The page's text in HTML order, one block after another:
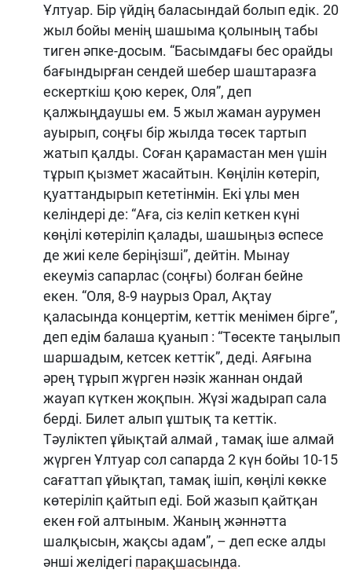
Ұлтуар. Бір үйдің баласындай болып едік. 20
жыл бойы менің шашыма қолының табы
тиген әпке-досым. “Басымдағы бес орайды
бағындырған сендей шебер шаштаразға
ескерткіш қою керек, Оля”, деп
қалжыңдаушы ем. 5 жыл жаман аурумен
ауырып, соңғы бір жылда төсек тартып
жатып қалды. Соған қарамастан мен үшін
тұрып қызмет жасайтын. Көңілін көтеріп,
қуаттандырып кететінмін. Екі ұлы мен
келіндері де: “Аға, сіз келіп кеткен күні
көңілі көтеріліп қалады, шашыңыз өспесе
де жиі келе беріңізші”, дейтін. Мынау
екеуміз сапарлас (соңғы) болған бейне
екен. “Оля, 8-9 наурыз Орал, Ақтау
қаласында концертім, кеттік менімен бірге”,
деп едім балаша қуанып : “Төсекте таңылып
шаршадым, кетсек кеттік”, деді. Аяғына
әрең тұрып жүрген нәзік жаннан ондай
жауап күткен жоқпын. Жүзі жадырап сала
берді. Билет алып ұштық та кеттік.
Тәуліктеп ұйықтай алмай , тамақ іше алмай
жүрген Ұлтуар сол сапарда 2 күн бойы 10-15
сағаттап ұйықтап, тамақ ішіп, көңілі көкке
көтеріліп қайтып еді. Бой жазып қайтқан
екен ғой алтыным. Жаның жәннәтта
шалқысын, жақсы адам”, – деп еске алды
әнші желідегі парақшасында.